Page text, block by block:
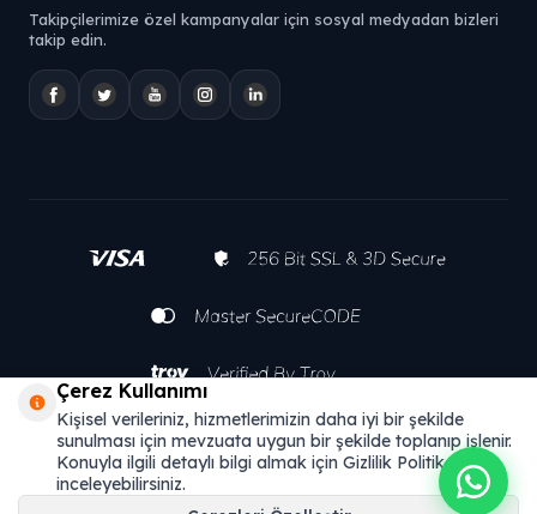
Takipçilerimize özel kampanyalar için sosyal medyadan bizleri
takip edin.
Çerez Kullanımı
Kişisel verileriniz, hizmetlerimizin daha iyi bir şekilde
sunulması için mevzuata uygun bir şekilde toplanıp işlenir.
Konuyla ilgili detaylı bilgi almak için Gizlilik Politikamızı
inceleyebilirsiniz.